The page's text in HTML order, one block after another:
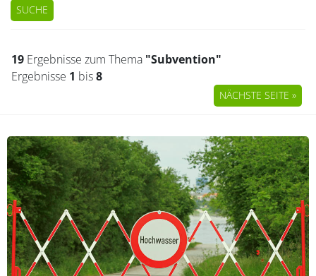
SUCHE
19 Ergebnisse zum Thema "Subvention"
Ergebnisse 1 bis8
NÄCHSTE SEITE »